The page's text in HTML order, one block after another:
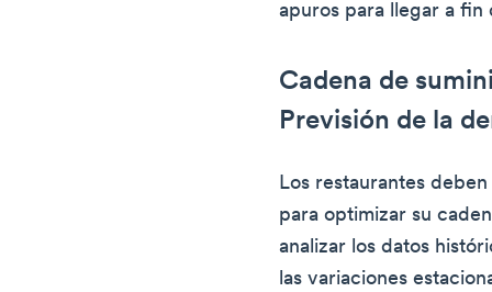
apuros para llegar a fin
Cadena de
Previsión de la
Los restaurantes
para optimizar su
analizar los datos
las variaciones